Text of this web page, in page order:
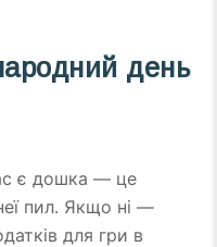
день
є дошка — це
пил. Якщо ні —
для гри в